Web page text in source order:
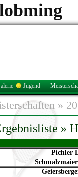
Jugend
»
»
Pichler